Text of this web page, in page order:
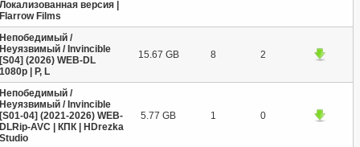
Локализованная версия |
Flarrow Films
Непобедимый /
Неуязвимый / Invincible
[S04] (2026) WEB-DL
1080p | P, L
15.67 GB 8 2
Непобедимый /
Неуязвимый / Invincible
[S01-04] (2021-2026) WEB-
DLRip-AVC | КПК | HDrezka
Studio
5.77 GB 1 0